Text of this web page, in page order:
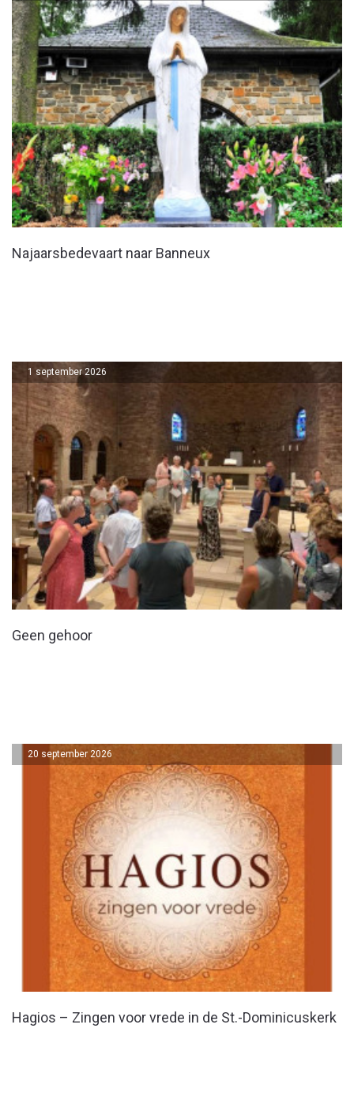
Najaarsbedevaart naar Banneux
Geen gehoor
1 september 2026
Hagios – Zingen voor vrede in de St.-Dominicuskerk
20 september 2026